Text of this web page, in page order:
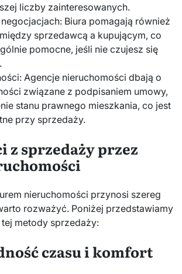
liczby zainteresowanych.
Biura pomagają również
sprzedawcą a kupującym, co
pomocne, jeśli nie czujesz się
Agencje nieruchomości dbają o
związane z podpisaniem umowy,
stanu prawnego mieszkania, co jest
przy sprzedaży.
z sprzedaży przez
nieruchomości przynosi szereg
rozważyć. Poniżej przedstawiamy
metody sprzedaży:
czasu i komfort